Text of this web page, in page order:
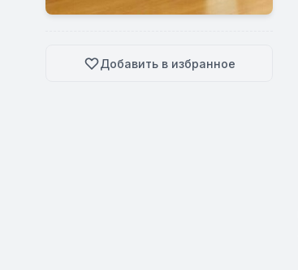
Добавить в избранное